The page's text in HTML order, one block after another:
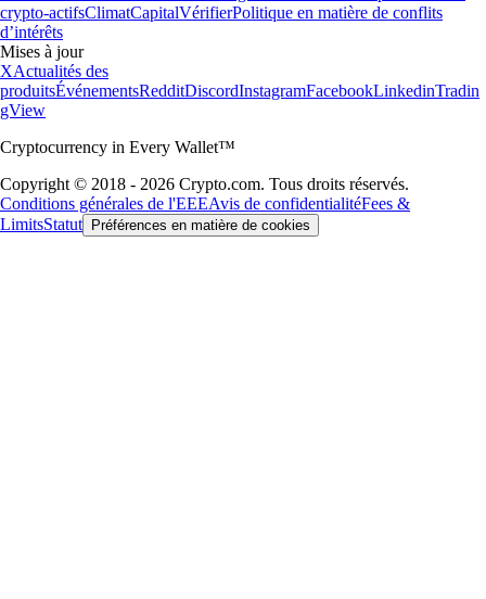
crypto-actifsClimatCapitalVérifierPolitique en matière de conflits
d’intérêts
Mises à jour
XActualités des
produitsÉvénementsRedditDiscordInstagramFacebookLinkedinTradin
gView
Cryptocurrency in Every Wallet™
Copyright © 2018 - 2026 Crypto.com. Tous droits réservés.
Conditions générales de l'EEEAvis de confidentialitéFees &
LimitsStatut Préférences en matière de cookies